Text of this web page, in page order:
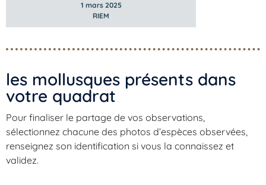
1 mars 2025
RIEM
les mollusques présents dans
votre quadrat​
Pour finaliser le partage de vos observations,
sélectionnez chacune des photos d’espèces observées,
renseignez son identification si vous la connaissez et
validez.